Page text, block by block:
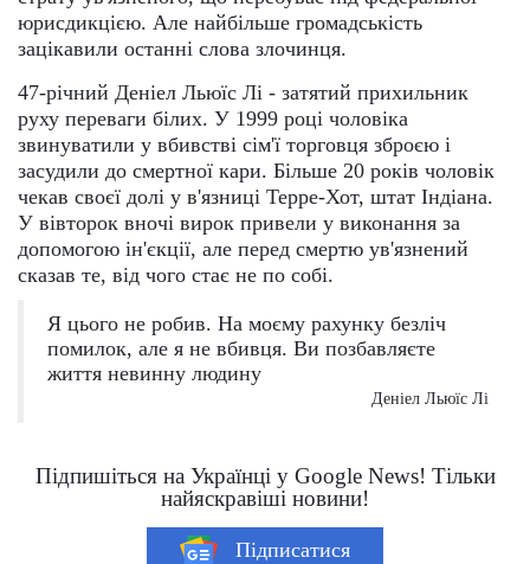
юрисдикцією. Але найбільше громадськість
зацікавили останні слова злочинця.
47-річний Деніел Льюїс Лі - затятий прихильник
руху переваги білих. У 1999 році чоловіка
звинуватили у вбивстві сім'ї торговця зброєю і
засудили до смертної кари. Більше 20 років чоловік
чекав своєї долі у в'язниці Терре-Хот, штат Індіана.
У вівторок вночі вирок привели у виконання за
допомогою ін'єкції, але перед смертю ув'язнений
сказав те, від чого стає не по собі.
Я цього не робив. На моєму рахунку безліч
помилок, але я не вбивця. Ви позбавляєте
життя невинну людину
Деніел Льюїс Лі
Підпишіться на Українці у Google News! Тільки
найяскравіші новини!
Підписатися